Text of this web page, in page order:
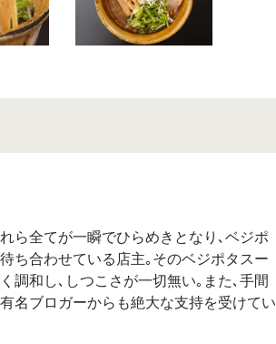
ら全てが一瞬でひらめきとなり､ベジポ
ち合わせている店主｡そのベジポタスー
調和し､しつこさが一切無い｡また､手間
名ブロガーからも絶大な支持を受けてい